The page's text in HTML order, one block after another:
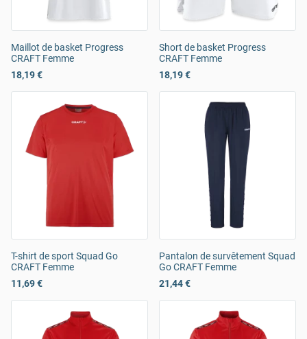
Maillot de basket Progress
CRAFT Femme
18,19 €
Short de basket Progress
CRAFT Femme
18,19 €
T-shirt de sport Squad Go
CRAFT Femme
11,69 €
Pantalon de survêtement Squad
Go CRAFT Femme
21,44 €